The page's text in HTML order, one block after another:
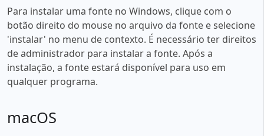
Para instalar uma fonte no Windows, clique com o
botão direito do mouse no arquivo da fonte e selecione
'instalar' no menu de contexto. É necessário ter direitos
de administrador para instalar a fonte. Após a
instalação, a fonte estará disponível para uso em
qualquer programa.
macOS